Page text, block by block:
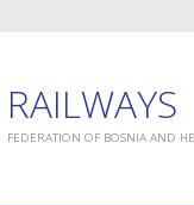
RAILWAYS
FEDERATION OF BOSNIA AND